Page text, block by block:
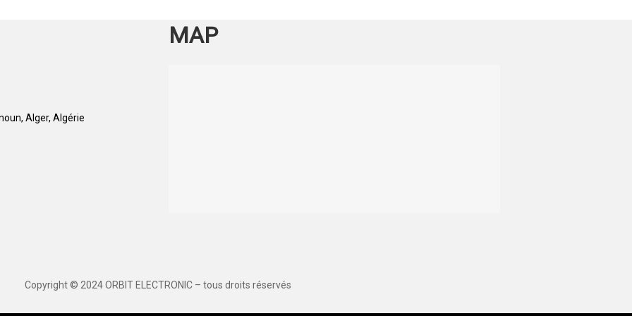
Alger, Algérie
MAP
Copyright © 2024 ORBIT ELECTRONIC – tous droits réservés